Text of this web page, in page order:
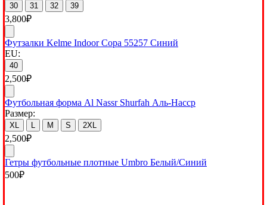
30 31 32 39
3,800₽
Футзалки Kelme Indoor Copa 55257 Синий
EU:
40
2,500₽
Футбольная форма Al Nassr Shurfah Аль-Насср
Размер:
XL M S 2XL
2,500₽
Гетры футбольные плотные Umbro Белый/Синий
500₽